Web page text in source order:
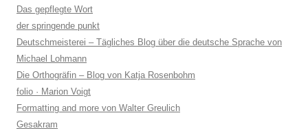
Das gepflegte Wort
der springende punkt
Deutschmeisterei – Tägliches Blog über die deutsche Sprache von
Michael Lohmann
Die Orthogräfin – Blog von Katja Rosenbohm
folio · Marion Voigt
Formatting and more von Walter Greulich
Gesakram